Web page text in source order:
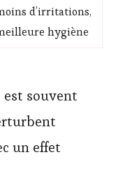
d’irritations,
hygiène
est souvent
un effet